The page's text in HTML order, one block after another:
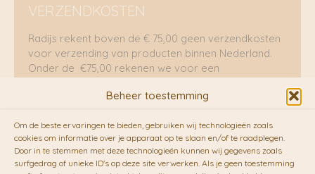
Beheer toestemming
Om de beste ervaringen te bieden, gebruiken wij technologieën zoals
cookies om informatie over je apparaat op te slaan en/of te raadplegen.
Door in te stemmen met deze technologieën kunnen wij gegevens zoals
surfgedrag of unieke ID's op deze site verwerken. Als je geen toestemming
VERZENDKOSTEN
Radijs rekent boven de € 75,00 geen verzendkosten
voor verzending van producten binnen Nederland.
Onder de €75,00 rekenen we voor een
RADIJS werkt samen met de duurzame bezorgdienst
vanFietskoeriers.nl. Pakketten (mits voorradig) voor
10.00 uur besteld op een doordeweekse dag,